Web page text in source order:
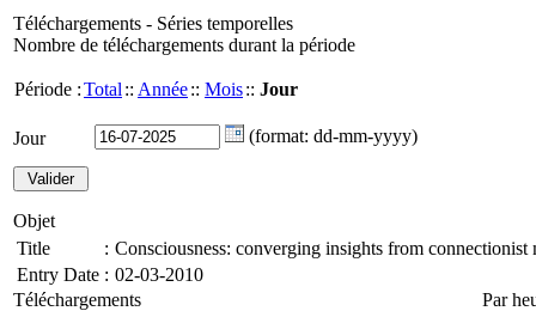
Téléchargements - Séries temporelles
Nombre de téléchargements durant la période
Période :Total :: Année:: Mois:: Jour
Jour (format: dd-mm-yyyy)
Objet
Title
: Consciousness: converging insights from connectionist
Entry Date : 02-03-2010
Téléchargements
Par